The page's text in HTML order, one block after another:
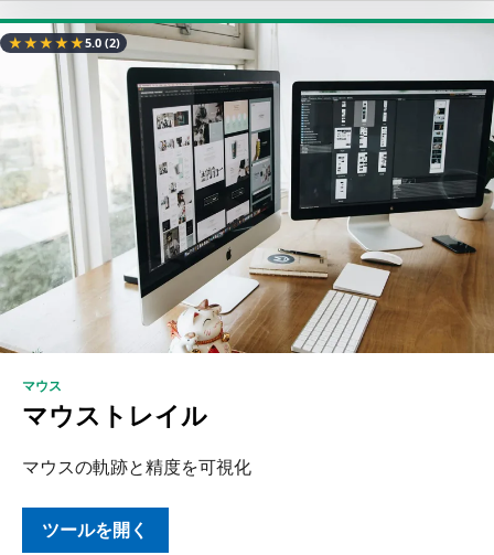
★★★★★5.0(2)
マウス
マウストレイル
マウスの軌跡と精度を可視化
ツールを開く